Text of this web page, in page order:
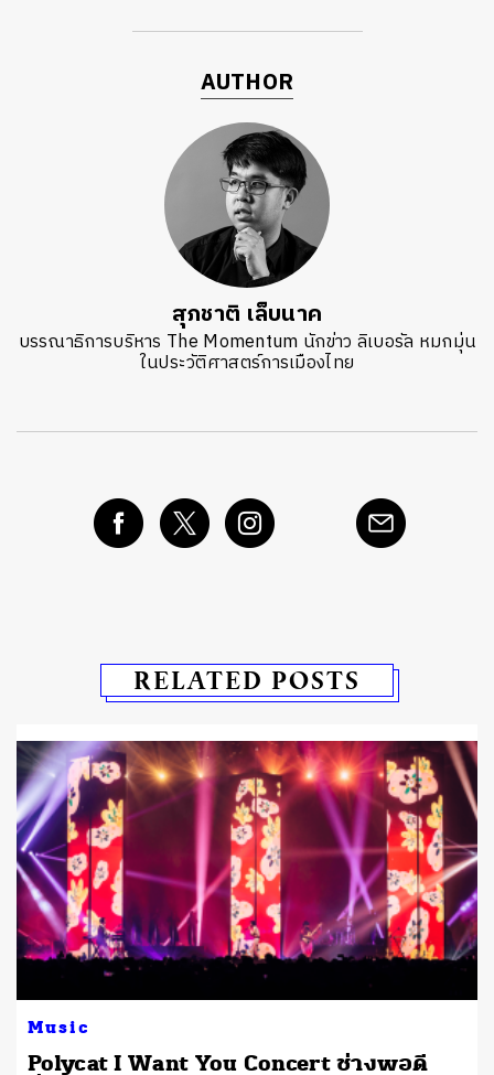
AUTHOR
สุภชาติ เล็บนาค
บรรณาธิการบริหาร The Momentum นักข่าว ลิเบอรัล หมกมุ่น
ในประวัติศาสตร์การเมืองไทย
RELATED POSTS
Music
Polycat I Want You Concert ช่างพอดี